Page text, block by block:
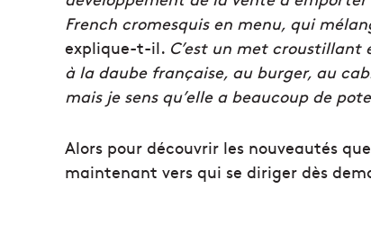
French cromesquis en menu, qui
explique-t-il. C’est un met croustillant
à la daube française, au burger, au
mais je sens qu’elle a beaucoup de
Alors pour découvrir les nouveautés
maintenant vers qui se diriger dès